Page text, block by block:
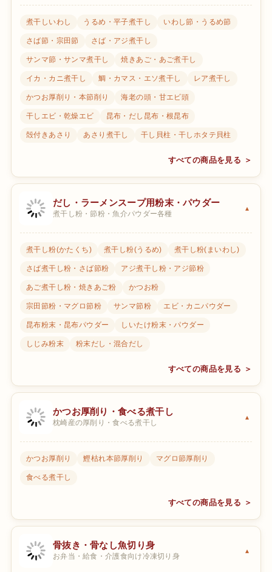
煮干しいわし うるめ・平子煮干し いわし節・うるめ節
さば節・宗田節 さば・アジ煮干し
サンマ節・サンマ煮干し 焼きあご・あご煮干し
イカ・カニ煮干し 鯛・カマス・エソ煮干し レア煮干し
かつお厚削り・本節削り 海老の頭・甘エビ頭
干しエビ・乾燥エビ 昆布・だし昆布・根昆布
殻付きあさり あさり煮干し 干し貝柱・干しホタテ貝柱
すべての商品を見る ＞
だし・ラーメンスープ用粉末・パウダー
煮干し粉・節粉・魚介パウダー各種
煮干し粉(かたくち) 煮干し粉(うるめ) 煮干し粉(まいわし)
さば煮干し粉・さば節粉 アジ煮干し粉・アジ節粉
あご煮干し粉・焼きあご粉 かつお粉
宗田節粉・マグロ節粉 サンマ節粉 エビ・カニパウダー
昆布粉末・昆布パウダー しいたけ粉末・パウダー
しじみ粉末 粉末だし・混合だし
すべての商品を見る ＞
かつお厚削り・食べる煮干し
枕崎産の厚削り・食べる煮干し
かつお厚削り 鰹枯れ本節厚削り マグロ節厚削り
食べる煮干し
すべての商品を見る ＞
骨抜き・骨なし魚切り身
お弁当・給食・介護食向け冷凍切り身